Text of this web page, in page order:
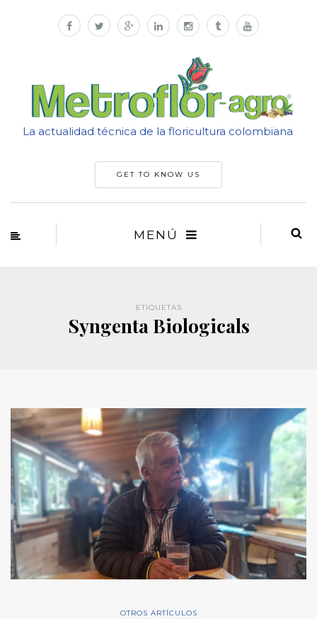
La actualidad técnica de la floricultura colombiana
GET TO KNOW US
MENÚ
ETIQUETAS
Syngenta Biologicals
OTROS ARTÍCULOS